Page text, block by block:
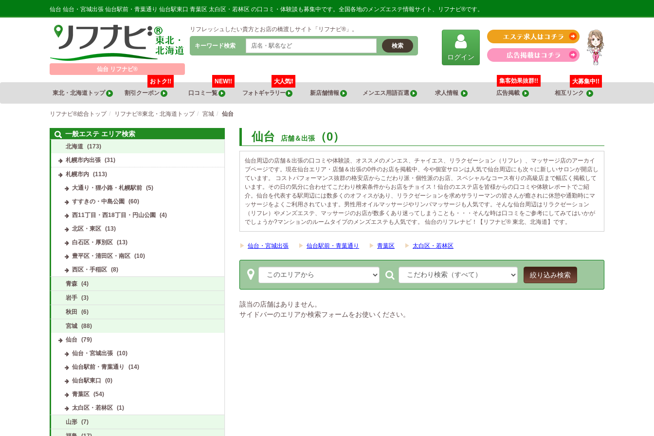
仙台 仙台・宮城出張 仙台駅前・青葉通り 仙台駅東口 青葉区 太白区・若林区 の口コミ・体験談も募集中です。全国各地のメンズエステ情報サイト、リフナビ®です。
仙台 リフナビ®
リフレッシュしたい貴方とお店の橋渡しサイト「リフナビ®」。
キーワード検索 検索
ログイン
東北・北海道トップ 割引クーポン
おトク!!
口コミ一覧
NEW!!
フォトギャラリー
大人気!!
新店舗情報
メンエス用語百選 求人情報 広告掲載
集客効果抜群!!
相互リンク
大募集中!!
リフナビ®総合トップ リフナビ®東北・北海道トップ 宮城 仙台
仙台 店舗＆出張 （0）
仙台周辺の店舗＆出張の口コミや体験談、オススメのメンエス、チャイエス、リラクゼーション（リフレ）、マッサージ店のアーカイ
ブページです。現在仙台エリア・店舗＆出張の0件のお店を掲載中、今や個室サロンは人気で仙台周辺にも次々に新しいサロンが開店し
ています。 コストパフォーマンス抜群の格安店からこだわり派・個性派のお店、スペシャルなコース有りの高級店まで幅広く掲載して
います。その日の気分に合わせてこだわり検索条件からお店をチョイス！仙台のエステ店を皆様からの口コミや体験レポートでご紹
介。仙台を代表する駅周辺には数多くのオフィスがあり、リラクゼーションを求めサラリーマンの皆さんが癒されに休憩や通勤時にマ
ッサージをよくご利用されています。男性用オイルマッサージやリンパマッサージも人気です。そんな仙台周辺はリラクゼーション
（リフレ）やメンズエステ、マッサージのお店が数多くあり迷ってしまうことも・・・そんな時は口コミをご参考にしてみてはいかが
でしょうか?マンションのルームタイプのメンズエステも人気です。 仙台のリフレナビ！【リフナビ® 東北、北海道】です。
▶ 仙台・宮城出張 ▶ 仙台駅前・青葉通り ▶ 青葉区 ▶ 太白区・若林区
絞り込み検索
該当の店舗はありません。
サイドバーのエリアか検索フォームをお使いください。
一般エステ エリア検索
北海道 (173)
札幌市内出張 (31)
札幌市内 (113)
大通り・狸小路・札幌駅前
(5)
すすきの・中島公園
(60)
西11丁目・西18丁目・円山公園
(4)
北区・東区
(13)
白石区・厚別区
(13)
豊平区・清田区・南区
(10)
西区・手稲区
(8)
青森 (4)
岩手 (3)
秋田 (6)
宮城 (88)
仙台 (79)
仙台・宮城出張
(10)
仙台駅前・青葉通り
(14)
仙台駅東口
(0)
青葉区
(54)
太白区・若林区
(1)
山形 (7)